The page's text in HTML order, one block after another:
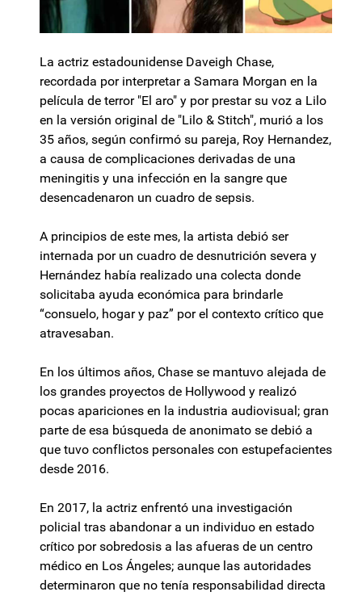
La actriz estadounidense Daveigh Chase,
recordada por interpretar a Samara Morgan en la
película de terror "El aro" y por prestar su voz a Lilo
en la versión original de "Lilo & Stitch", murió a los
35 años, según confirmó su pareja, Roy Hernandez,
a causa de complicaciones derivadas de una
meningitis y una infección en la sangre que
desencadenaron un cuadro de sepsis.
A principios de este mes, la artista debió ser
internada por un cuadro de desnutrición severa y
Hernández había realizado una colecta donde
solicitaba ayuda económica para brindarle
“consuelo, hogar y paz” por el contexto crítico que
atravesaban.
En los últimos años, Chase se mantuvo alejada de
los grandes proyectos de Hollywood y realizó
pocas apariciones en la industria audiovisual; gran
parte de esa búsqueda de anonimato se debió a
que tuvo conflictos personales con estupefacientes
desde 2016.
En 2017, la actriz enfrentó una investigación
policial tras abandonar a un individuo en estado
crítico por sobredosis a las afueras de un centro
médico en Los Ángeles; aunque las autoridades
determinaron que no tenía responsabilidad directa